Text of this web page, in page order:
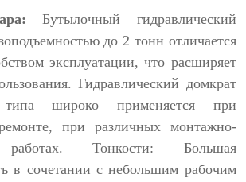
Бутылочный гидравлический
до 2 тонн отличается
эксплуатации, что расширяет
Гидравлический домкрат
типа широко применяется при
ремонте, при различных монтажно-
работах. Тонкости: Большая
в сочетании с небольшим рабочим